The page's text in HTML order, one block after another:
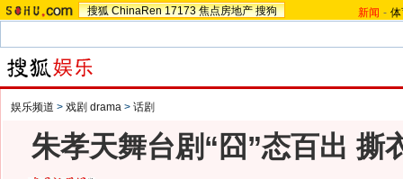
搜狐 ChinaRen 17173 焦点房地产 搜狗 新闻 -
娱乐频道 > 戏剧 drama > 话剧
朱孝天舞台剧“囧”态百出 撕